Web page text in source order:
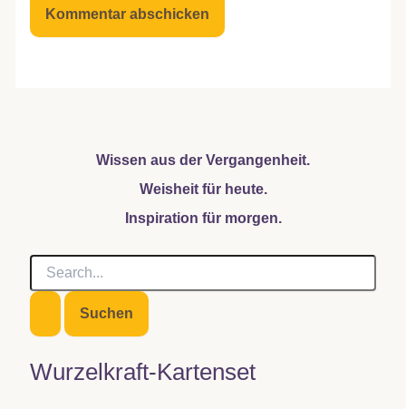
Wissen aus der Vergangenheit.
Weisheit für heute.
Inspiration für morgen.
S
c
e
n
Wurzelkraft-Kartenset